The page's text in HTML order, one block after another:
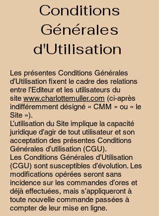
Conditions
Générales
d'Utilisation
Les présentes Conditions Générales
d’Utilisation fixent le cadre des relations
entre l’Editeur et les utilisateurs du
site www.charlottemuller.com (ci-après
indifféremment désigné « CMM » ou « le
Site »).
L’utilisation du Site implique la capacité
juridique d’agir de tout utilisateur et son
acceptation des présentes Conditions
Générales d’utilisation (CGU).
Les Conditions Générales d’Utilisation
(CGU) sont susceptibles d’évolution. Les
modifications opérées seront sans
incidence sur les commandes d’ores et
déjà effectuées, mais s’appliqueront à
toute nouvelle commande passées à
compter de leur mise en ligne.